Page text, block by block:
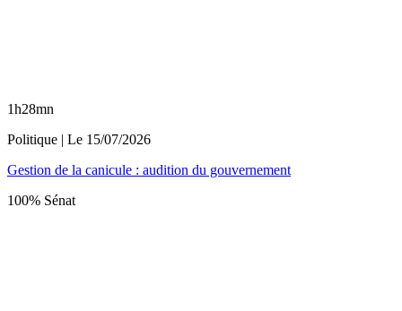
1h28mn
Politique | Le 15/07/2026
Gestion de la canicule : audition du gouvernement
100% Sénat